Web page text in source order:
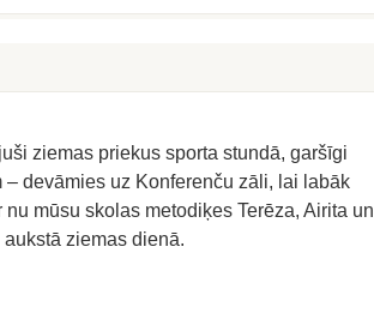
ziemas priekus sporta stundā, garšīgi
devāmies uz Konferenču zāli, lai labāk
mūsu skolas metodiķes Terēza, Airita un
ziemas dienā.